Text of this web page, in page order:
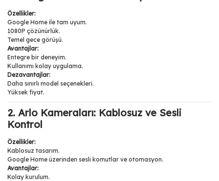
Özellikler:
Google Home ile tam uyum.
1080P çözünürlük.
Temel gece görüşü.
Avantajlar:
Entegre bir deneyim.
Kullanımı kolay uygulama.
Dezavantajlar:
Daha sınırlı model seçenekleri.
Yüksek fiyat.
2. Arlo Kameraları: Kablosuz ve Sesli
Kontrol
Özellikler:
Kablosuz tasarım.
Google Home üzerinden sesli komutlar ve otomasyon.
Avantajlar:
Kolay kurulum.